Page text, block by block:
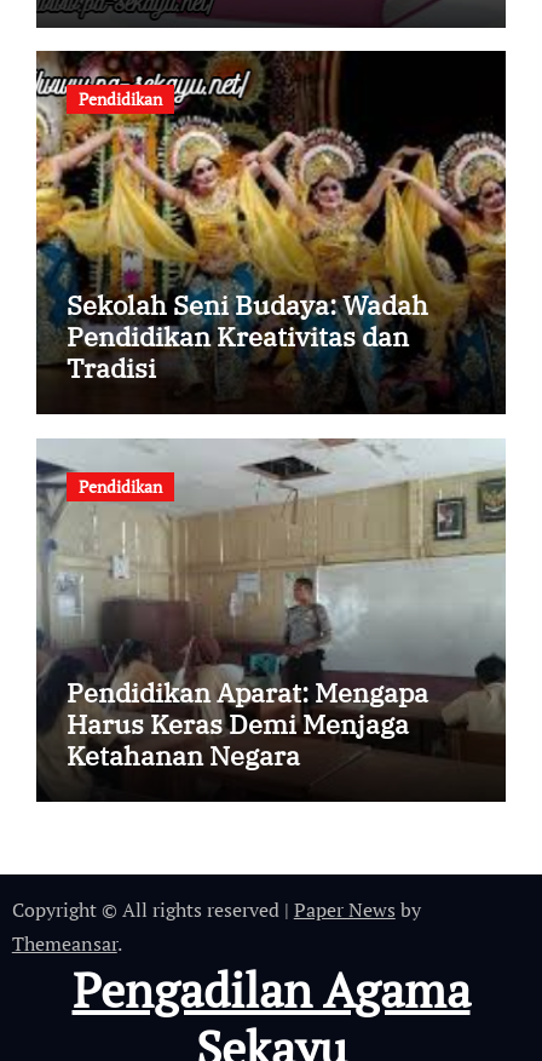
Pendidikan
Sekolah Seni Budaya: Wadah
Pendidikan Kreativitas dan
Tradisi
Pendidikan
Pendidikan Aparat: Mengapa
Harus Keras Demi Menjaga
Ketahanan Negara
Copyright © All rights reserved | Paper News by
Themeansar.
Pengadilan Agama
Sekayu